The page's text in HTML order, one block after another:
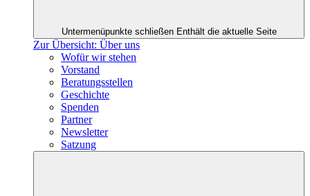
Untermenüpunkte schließen Enthält die aktuelle Seite
Zur Übersicht: Über uns
Wofür wir stehen
Vorstand
Beratungsstellen
Geschichte
Spenden
Partner
Newsletter
Satzung